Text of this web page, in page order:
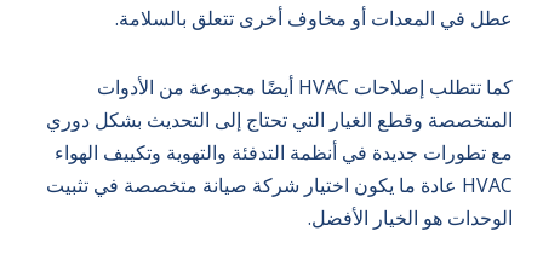
عطل في المعدات أو مخاوف أخرى تتعلق بالسلامة.
كما تتطلب إصلاحات HVAC أيضًا مجموعة من الأدوات
المتخصصة وقطع الغيار التي تحتاج إلى التحديث بشكل دوري
مع تطورات جديدة في أنظمة التدفئة والتهوية وتكييف الهواء
HVAC عادة ما يكون اختيار
شركة صيانة متخصصة في تثبيت
الوحدات هو الخيار الأفضل.